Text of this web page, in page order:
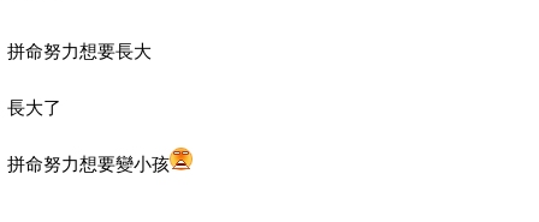
拼命努力想要長大
長大了
拼命努力想要變小孩